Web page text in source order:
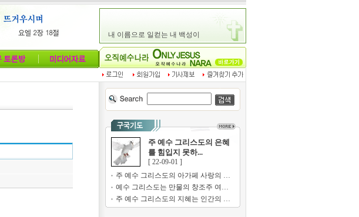
주 예수 그리스도의 은혜
를 힘입지 못하...
[ 22-09-01 ]
주 예수 그리스도의 아가페 사랑의 기쁨...
예수 그리스도는 만물의 창조주 여호와의...
주 예수 그리스도의 지혜는 인간의 지혜...